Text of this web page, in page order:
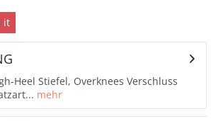
it
Heel Stiefel, Overknees Verschluss
mehr